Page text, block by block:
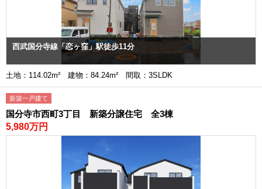
西武国分寺線「恋ヶ窪」駅徒歩11分
土地：114.02m² 建物：84.24m² 間取：3SLDK
新築一戸建て
国分寺市西町3丁目 新築分譲住宅 全3棟
5,980万円